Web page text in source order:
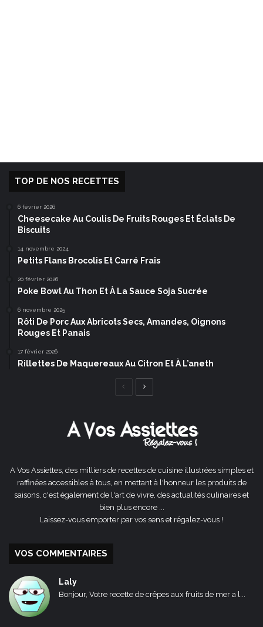
TOP DE NOS RECETTES
6 février 2026
Cheesecake Au Coulis De Fruits Rouges Et Éclats De
Biscuits
14 novembre 2024
Petits Flans Brocolis Et Carré Frais
20 février 2026
Poke Bowl Au Thon Et À La Sauce Soja Sucrée
6 novembre 2025
Rôti De Porc Aux Abricots Secs, Amandes, Oignons
Rouges Et Panais
17 février 2026
Rillettes De Maquereaux Au Citron Et À L’aneth
Page
A Vos Assiettes, des milliers de recettes de cuisine illustrées simples et
raffinées accessibles à tous, en mettant à l'honneur les produits de
saisons, c'est également de l'art de vivre, des actualités culinaires et
bien plus encore ...
Laissez-vous emporter par vos sens et régalez-vous !
VOS COMMENTAIRES
Laly
Bonjour, Votre recette de crêpes aux fruits de mer a l...